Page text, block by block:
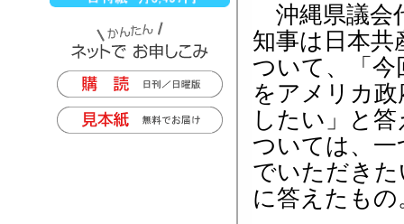
沖縄県議会
知事は日本共
ついて、「今
をアメリカ
したい」と
ついては、
でいただき
に答えたもの